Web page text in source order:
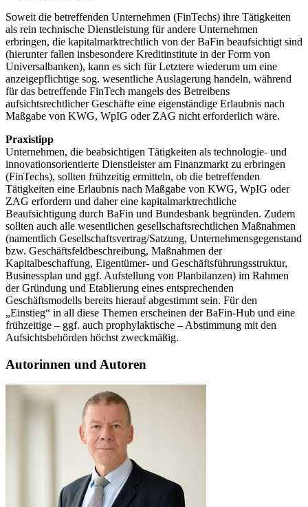
Soweit die betreffenden Unternehmen (FinTechs) ihre Tätigkeiten
als rein technische Dienstleistung für andere Unternehmen
erbringen, die kapitalmarktrechtlich von der BaFin beaufsichtigt sind
(hierunter fallen insbesondere Kreditinstitute in der Form von
Universalbanken), kann es sich für Letztere wiederum um eine
anzeigepflichtige sog. wesentliche Auslagerung handeln, während
für das betreffende FinTech mangels des Betreibens
aufsichtsrechtlicher Geschäfte eine eigenständige Erlaubnis nach
Maßgabe von KWG, WpIG oder ZAG nicht erforderlich wäre.
Praxistipp
Unternehmen, die beabsichtigen Tätigkeiten als technologie- und
innovationsorientierte Dienstleister am Finanzmarkt zu erbringen
(FinTechs), sollten frühzeitig ermitteln, ob die betreffenden
Tätigkeiten eine Erlaubnis nach Maßgabe von KWG, WpIG oder
ZAG erfordern und daher eine kapitalmarktrechtliche
Beaufsichtigung durch BaFin und Bundesbank begründen. Zudem
sollten auch alle wesentlichen gesellschaftsrechtlichen Maßnahmen
(namentlich Gesellschaftsvertrag/Satzung, Unternehmensgegenstand
bzw. Geschäftsfeldbeschreibung, Maßnahmen der
Kapitalbeschaffung, Eigentümer- und Geschäftsführungsstruktur,
Businessplan und ggf. Aufstellung von Planbilanzen) im Rahmen
der Gründung und Etablierung eines entsprechenden
Geschäftsmodells bereits hierauf abgestimmt sein. Für den
„Einstieg“ in all diese Themen erscheinen der BaFin-Hub und eine
frühzeitige – ggf. auch prophylaktische – Abstimmung mit den
Aufsichtsbehörden höchst zweckmäßig.
Autorinnen und Autoren